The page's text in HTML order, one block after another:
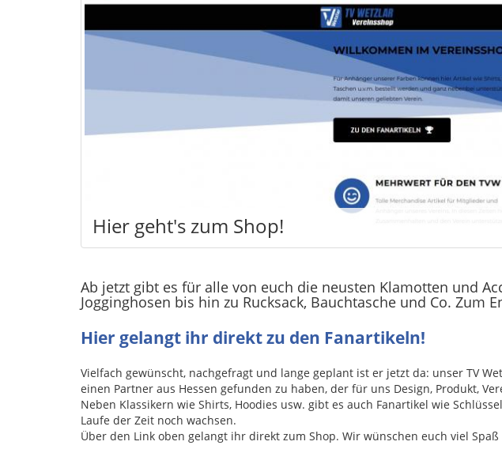
Hier geht's zum Shop!
Ab jetzt gibt es für alle von euch die neusten Klamotten und
Jogginghosen bis hin zu Rucksack, Bauchtasche und Co. Zum
Hier gelangt ihr direkt zu den Fanartikeln!
Vielfach gewünscht, nachgefragt und lange geplant ist er jetzt da: unser TV
einen Partner aus Hessen gefunden zu haben, der für uns Design, Produkt,
Neben Klassikern wie Shirts, Hoodies usw. gibt es auch Fanartikel wie
Laufe der Zeit noch wachsen.
Über den Link oben gelangt ihr direkt zum Shop. Wir wünschen euch viel